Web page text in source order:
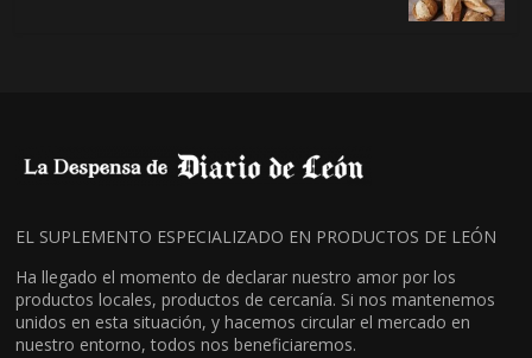
EL SUPLEMENTO ESPECIALIZADO EN PRODUCTOS DE LEÓN
Ha llegado el momento de declarar nuestro amor por los
productos locales, productos de cercanía. Si nos mantenemos
unidos en esta situación, y hacemos circular el mercado en
nuestro entorno, todos nos beneficiaremos.